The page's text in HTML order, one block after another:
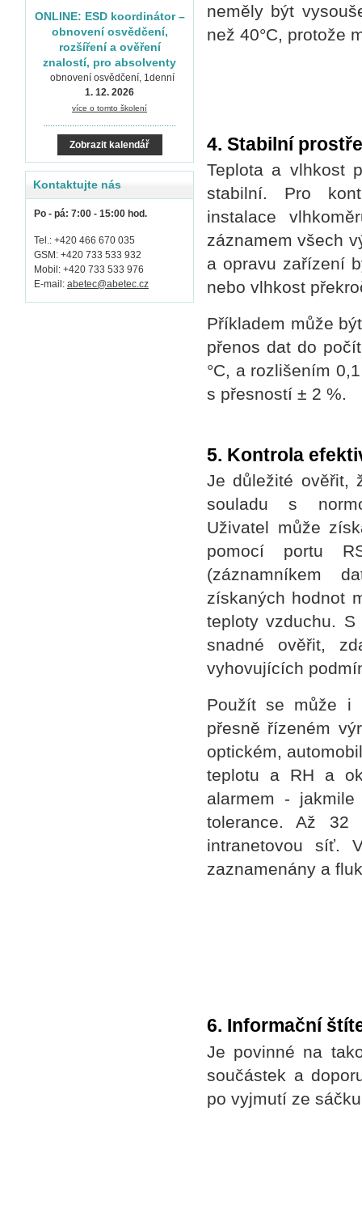
neměly být
než 40°C, protože
4. Stabilní
Teplota a vlhkost
stabilní. Pro
instalace
záznamem všech
a opravu zařízení
nebo vlhkost
Příkladem může
přenos dat do
°C, a rozlišením
s přesností ± 2 %.
5. Kontrola
Je důležité ověřit,
souladu s
Uživatel může
pomocí portu
(záznamníkem
získaných hodnot
teploty vzduchu. S
snadné ověřit,
vyhovujících
Použít se může i
přesně řízeném
optickém,
teplotu a RH a
alarmem -
tolerance. Až 32
intranetovou síť.
zaznamenány a
6. Informační
Je povinné na
součástek a
po vyjmutí ze
ONLINE: ESD koordinátor –
obnovení osvědčení,
rozšíření a ověření
znalostí, pro absolventy
obnovení osvědčení, 1denní
1. 12. 2026
více o tomto školení
.......................................................
Zobrazit kalendář
Kontaktujte nás
Po - pá: 7:00 - 15:00 hod.
Tel.: +420 466 670 035
GSM: +420 733 533 932
Mobil: +420 733 533 976
E-mail: abetec@abetec.cz